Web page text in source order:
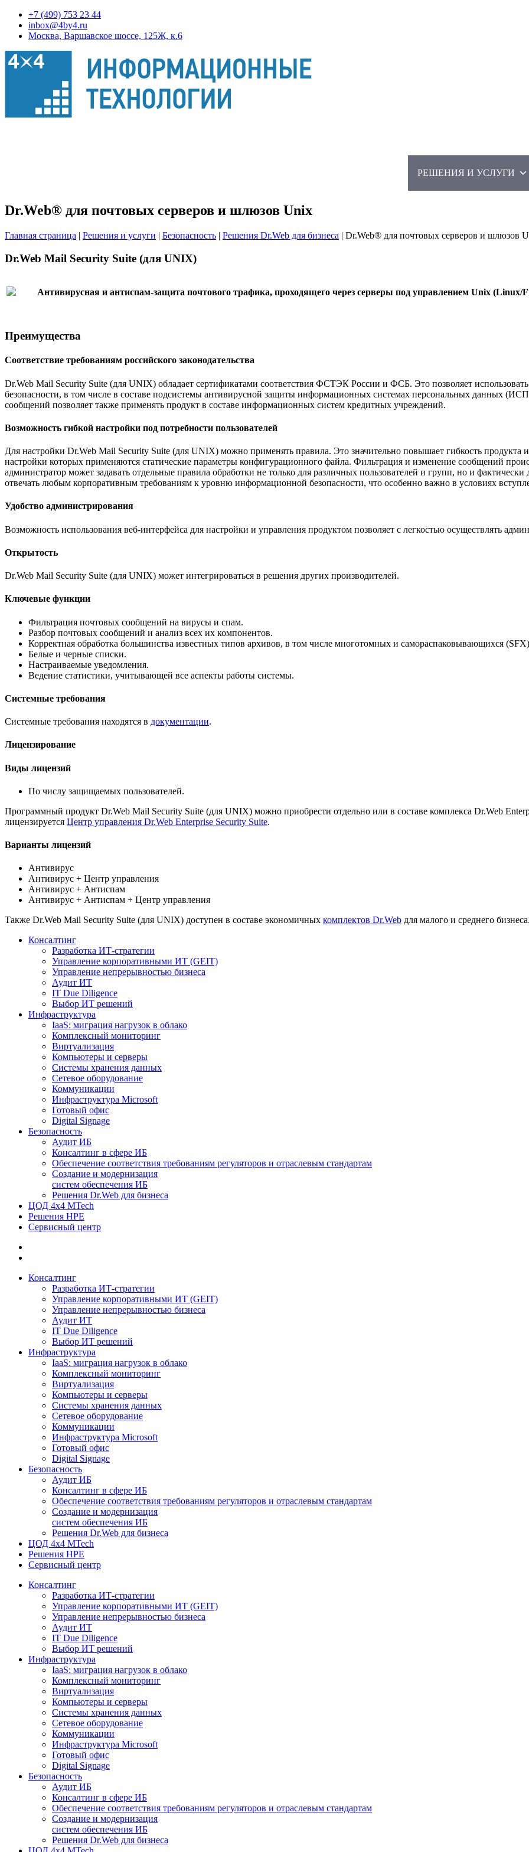
+7 (499) 753 23 44
inbox@4by4.ru
Москва, Варшавское шоссе, 125Ж, к.6
РЕШЕНИЯ И УСЛУГИ
Dr.Web® для почтовых серверов и шлюзов Unix
Главная страница | Решения и услуги | Безопасность | Решения Dr.Web для бизнеса | Dr.Web® для почтовых серверов и шлюзов
Dr.Web Mail Security Suite (для UNIX)
Антивирусная и антиспам-защита почтового трафика, проходящего через серверы под управлением Unix (Linux/
Преимущества
Соответствие требованиям российского законодательства
Dr.Web Mail Security Suite (для UNIX) обладает сертификатами соответствия ФСТЭК России и ФСБ. Это позволяет
безопасности, в том числе в составе подсистемы антивирусной защиты информационных системах персональных данных
сообщений позволяет также применять продукт в составе информационных систем кредитных учреждений.
Возможность гибкой настройки под потребности пользователей
Для настройки Dr.Web Mail Security Suite (для UNIX) можно применять правила. Это значительно повышает гибкость продукта
настройки которых применяются статические параметры конфигурационного файла. Фильтрация и изменение сообщений
администратор может задавать отдельные правила обработки не только для различных пользователей и групп, но и
отвечать любым корпоративным требованиям к уровню информационной безопасности, что особенно важно в условиях
Удобство администрирования
Возможность использования веб-интерфейса для настройки и управления продуктом позволяет с легкостью осуществлять
Открытость
Dr.Web Mail Security Suite (для UNIX) может интегрироваться в решения других производителей.
Ключевые функции
Фильтрация почтовых сообщений на вирусы и спам.
Разбор почтовых сообщений и анализ всех их компонентов.
Корректная обработка большинства известных типов архивов, в том числе многотомных и самораспаковывающихся
Белые и черные списки.
Настраиваемые уведомления.
Ведение статистики, учитывающей все аспекты работы системы.
Системные требования
Системные требования находятся в документации.
Лицензирование
Виды лицензий
По числу защищаемых пользователей.
Программный продукт Dr.Web Mail Security Suite (для UNIX) можно приобрести отдельно или в составе комплекса Dr.Web
лицензируется Центр управления Dr.Web Enterprise Security Suite.
Варианты лицензий
Антивирус
Антивирус + Центр управления
Антивирус + Антиспам
Антивирус + Антиспам + Центр управления
Также Dr.Web Mail Security Suite (для UNIX) доступен в составе экономичных комплектов Dr.Web для малого и среднего бизнеса.
Консалтинг
Разработка ИТ-стратегии
Управление корпоративными ИТ (GEIT)
Управление непрерывностью бизнеса
Аудит ИТ
IT Due Diligence
Выбор ИТ решений
Инфраструктура
IaaS: миграция нагрузок в облако
Комплексный мониторинг
Виртуализация
Компьютеры и серверы
Системы хранения данных
Сетевое оборудование
Коммуникации
Инфраструктура Microsoft
Готовый офис
Digital Signage
Безопасность
Аудит ИБ
Консалтинг в сфере ИБ
Обеспечение соответствия требованиям регуляторов и отраслевым стандартам
Создание и модернизация
систем обеспечения ИБ
Решения Dr.Web для бизнеса
ЦОД 4х4 MTech
Решения HPE
Сервисный центр
Консалтинг
Разработка ИТ-стратегии
Управление корпоративными ИТ (GEIT)
Управление непрерывностью бизнеса
Аудит ИТ
IT Due Diligence
Выбор ИТ решений
Инфраструктура
IaaS: миграция нагрузок в облако
Комплексный мониторинг
Виртуализация
Компьютеры и серверы
Системы хранения данных
Сетевое оборудование
Коммуникации
Инфраструктура Microsoft
Готовый офис
Digital Signage
Безопасность
Аудит ИБ
Консалтинг в сфере ИБ
Обеспечение соответствия требованиям регуляторов и отраслевым стандартам
Создание и модернизация
систем обеспечения ИБ
Решения Dr.Web для бизнеса
ЦОД 4х4 MTech
Решения HPE
Сервисный центр
Консалтинг
Разработка ИТ-стратегии
Управление корпоративными ИТ (GEIT)
Управление непрерывностью бизнеса
Аудит ИТ
IT Due Diligence
Выбор ИТ решений
Инфраструктура
IaaS: миграция нагрузок в облако
Комплексный мониторинг
Виртуализация
Компьютеры и серверы
Системы хранения данных
Сетевое оборудование
Коммуникации
Инфраструктура Microsoft
Готовый офис
Digital Signage
Безопасность
Аудит ИБ
Консалтинг в сфере ИБ
Обеспечение соответствия требованиям регуляторов и отраслевым стандартам
Создание и модернизация
систем обеспечения ИБ
Решения Dr.Web для бизнеса